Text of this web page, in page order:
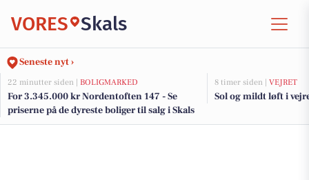
VORES Skals
Seneste nyt ›
22 minutter siden | BOLIGMARKED
For 3.345.000 kr Nordentoften 147 - Se
priserne på de dyreste boliger til salg i Skals
8 timer siden | VEJRET
Sol og mildt løft i